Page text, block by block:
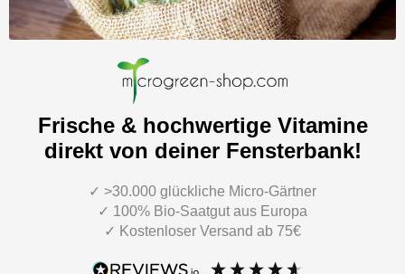
Frische & hochwertige Vitamine
direkt von deiner Fensterbank!
✓ >30.000 glückliche Micro-Gärtner
✓ 100% Bio-Saatgut aus Europa
✓ Kostenloser Versand ab 75€